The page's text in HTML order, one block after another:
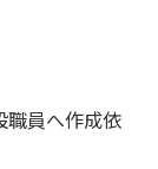
職員へ作成依